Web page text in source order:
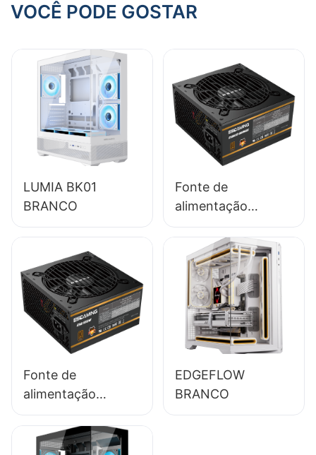
do gabinete com as
VOCÊ PODE GOSTAR
LUMIA BK01
BRANCO
Fonte de
alimentação
ESGAMING 650W
de alta qualidade,
85% de eficiência,
módulo completo,
certificação 80+
Bronze para PC
desktop
(ESB650W)
Fonte de
alimentação
ESGAMING 550W
de alta qualidade,
85% de eficiência,
EDGEFLOW
BRANCO